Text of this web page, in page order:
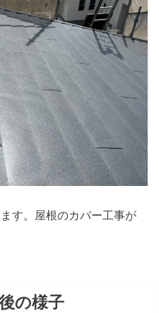
す。屋根のカバー工事が
の様子